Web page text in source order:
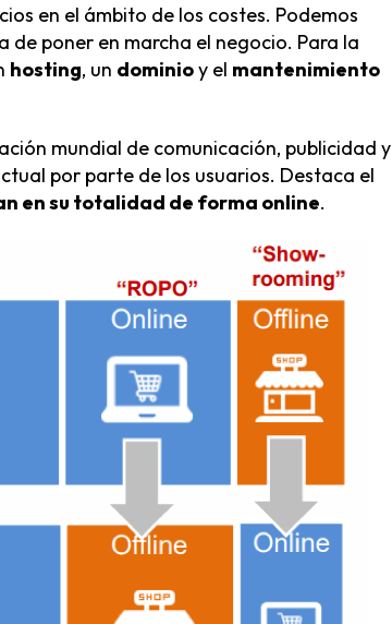
en el ámbito de los costes. Podemos
poner en marcha el negocio. Para la
hosting, un dominioy el mantenimiento
mundial de comunicación, publicidad y
por parte de los usuarios. Destaca el
en su totalidad de forma online.